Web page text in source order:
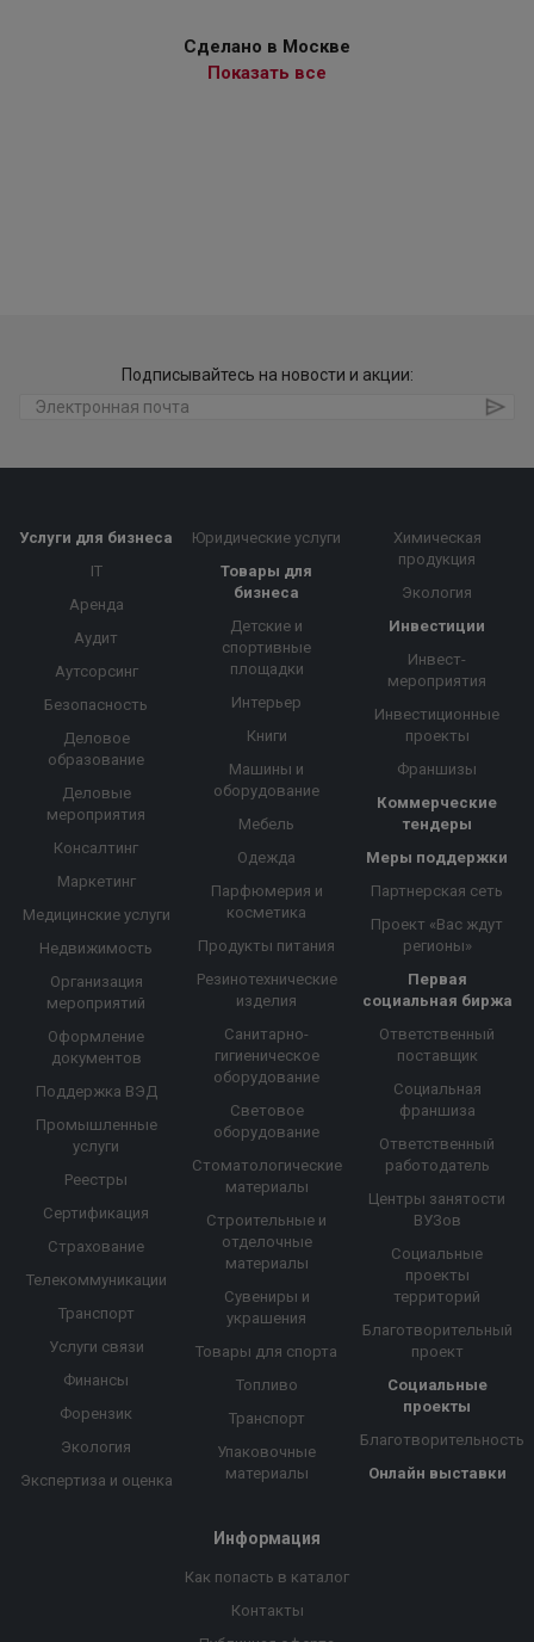
Сделано в Москве
Показать все
Подписывайтесь на новости и акции:
Услуги для бизнеса
IT
Аренда
Аудит
Аутсорсинг
Безопасность
Деловое
образование
Деловые
мероприятия
Консалтинг
Маркетинг
Медицинские услуги
Недвижимость
Организация
мероприятий
Оформление
документов
Поддержка ВЭД
Промышленные
услуги
Реестры
Сертификация
Страхование
Телекоммуникации
Транспорт
Услуги связи
Финансы
Форензик
Экология
Экспертиза и оценка
Юридические услуги
Товары для
бизнеса
Детские и
спортивные
площадки
Интерьер
Книги
Машины и
оборудование
Мебель
Одежда
Парфюмерия и
косметика
Продукты питания
Резинотехнические
изделия
Санитарно-
гигиеническое
оборудование
Световое
оборудование
Стоматологические
материалы
Строительные и
отделочные
материалы
Сувениры и
украшения
Товары для спорта
Топливо
Транспорт
Упаковочные
материалы
Химическая
продукция
Экология
Инвестиции
Инвест-
мероприятия
Инвестиционные
проекты
Франшизы
Коммерческие
тендеры
Меры поддержки
Партнерская сеть
Проект «Вас ждут
регионы»
Первая
социальная биржа
Ответственный
поставщик
Социальная
франшиза
Ответственный
работодатель
Центры занятости
ВУЗов
Социальные
проекты
территорий
Благотворительный
проект
Социальные
проекты
Благотворительность
Онлайн выставки
Информация
Как попасть в каталог
Контакты